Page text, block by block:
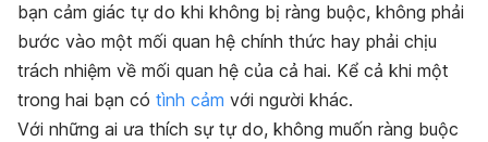
bạn cảm giác tự do khi không bị ràng buộc, không phải
bước vào một mối quan hệ chính thức hay phải chịu
trách nhiệm về mối quan hệ của cả hai. Kể cả khi một
trong hai bạn có tình cảm với người khác.
Với những ai ưa thích sự tự do, không muốn ràng buộc